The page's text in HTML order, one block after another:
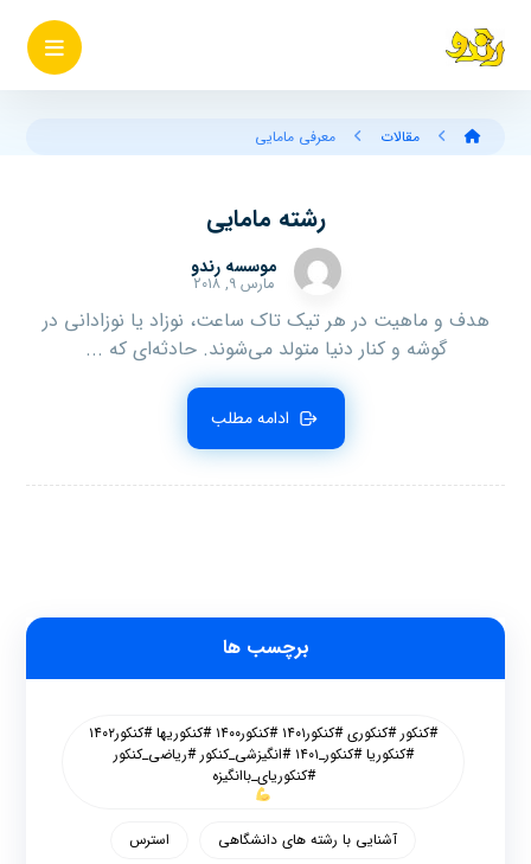
مقالات معرفی مامایی
رشته مامایی
موسسه رندو
مارس ۹, ۲۰۱۸
هدف و ماهیت در هر تیک تاک ساعت، نوزاد یا نوزادانی در
گوشه و کنار دنیا متولد می‌شوند. حادثه‌ای که ...
ادامه مطلب
برچسب ها
#کنکور #کنکوری #کنکور۱۴۰۱ #کنکور۱۴۰۰ #کنکوریها #کنکور۱۴۰۲
#کنکوریا #کنکور_۱۴۰۱ #انگیزشی_کنکور #ریاضی_کنکور
#کنکوریای_باانگیزه
آشنایی با رشته های دانشگاهی استرس